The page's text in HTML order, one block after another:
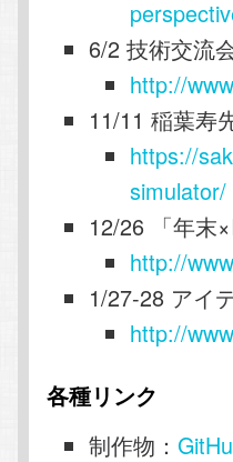
6/2 技術交流
http://
11/11 稲葉寿
https://
simulator/
12/26 「年末
http://
1/27-28 アイ
http://
各種リンク
制作物：